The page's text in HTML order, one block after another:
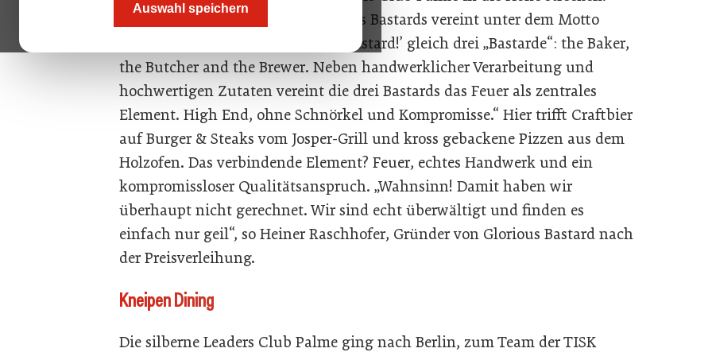
Auswahl speichern
Begründung der Jury: „Das Glorious Bastards vereint unter dem Motto
‘Don‘t try to be too glorious. Be a bastard!’ gleich drei „Bastarde“: the Baker,
the Butcher and the Brewer. Neben handwerklicher Verarbeitung und
hochwertigen Zutaten vereint die drei Bastards das Feuer als zentrales
Element. High End, ohne Schnörkel und Kompromisse.“ Hier trifft Craftbier
auf Burger & Steaks vom Josper-Grill und kross gebackene Pizzen aus dem
Holzofen. Das verbindende Element? Feuer, echtes Handwerk und ein
kompromissloser Qualitätsanspruch. „Wahnsinn! Damit haben wir
überhaupt nicht gerechnet. Wir sind echt überwältigt und finden es
einfach nur geil“, so Heiner Raschhofer, Gründer von Glorious Bastard nach
der Preisverleihung.
Kneipen Dining
Die silberne Leaders Club Palme ging nach Berlin, zum Team der TISK